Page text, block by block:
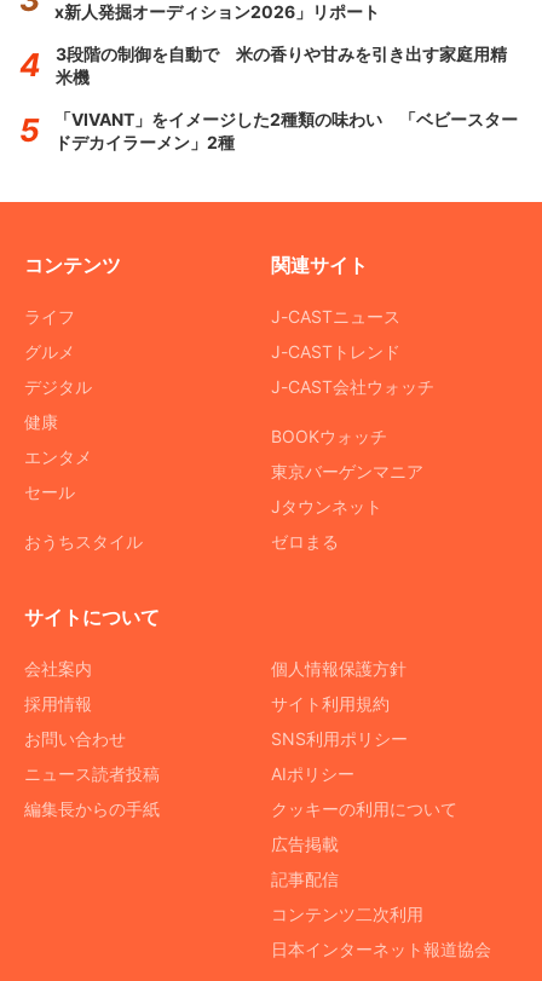
x新人発掘オーディション2026」リポート
3段階の制御を自動で 米の香りや甘みを引き出す家庭用精
米機
「VIVANT」をイメージした2種類の味わい 「ベビースター
ドデカイラーメン」2種
コンテンツ
ライフ
グルメ
デジタル
健康
エンタメ
セール
おうちスタイル
関連サイト
J-CASTニュース
J-CASTトレンド
J-CAST会社ウォッチ
BOOKウォッチ
東京バーゲンマニア
Jタウンネット
ゼロまる
サイトについて
会社案内
採用情報
お問い合わせ
ニュース読者投稿
編集長からの手紙
個人情報保護方針
サイト利用規約
SNS利用ポリシー
AIポリシー
クッキーの利用について
広告掲載
記事配信
コンテンツ二次利用
日本インターネット報道協会